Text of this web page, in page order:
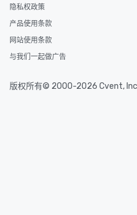
隐私权政策
产品使用条款
网站使用条款
与我们一起做广告
版权所有© 2000-2026 Cvent,